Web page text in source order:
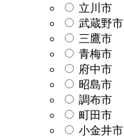
立川市
武蔵野市
三鷹市
青梅市
府中市
昭島市
調布市
町田市
小金井市